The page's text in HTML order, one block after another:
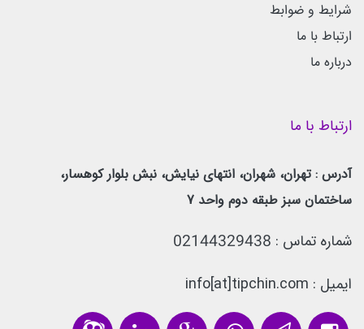
شرایط و ضوابط
ارتباط با ما
درباره ما
ارتباط با ما
آدرس : تهران، شهران، انتهای نیایش، نبش بلوار کوهسار،
ساختمان سبز طبقه دوم واحد 7
شماره تماس : 02144329438
ایمیل : info[at]tipchin.com